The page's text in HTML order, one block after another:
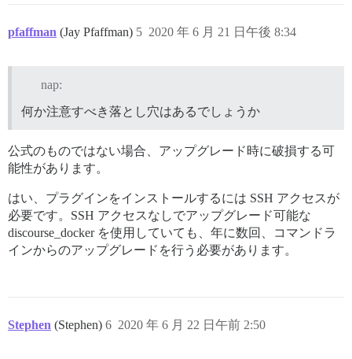
pfaffman (Jay Pfaffman) 2020 年 6 月 21 日午後 8:34
5
nap:
何か注意すべき落とし穴はあるでしょうか
公式のものではない場合、アップグレード時に破損する可
能性があります。
はい、プラグインをインストールするには SSH アクセスが
必要です。SSH アクセスなしでアップグレード可能な
discourse_docker を使用していても、年に数回、コマンドラ
インからのアップグレードを行う必要があります。
Stephen (Stephen) 2020 年 6 月 22 日午前 2:50
6